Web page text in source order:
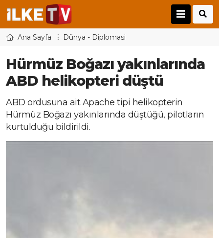
Ana Sayfa Dünya - Diplomasi
Hürmüz Boğazı yakınlarında
ABD helikopteri düştü
ABD ordusuna ait Apache tipi helikopterin
Hürmüz Boğazı yakınlarında düştüğü, pilotların
kurtulduğu bildirildi.